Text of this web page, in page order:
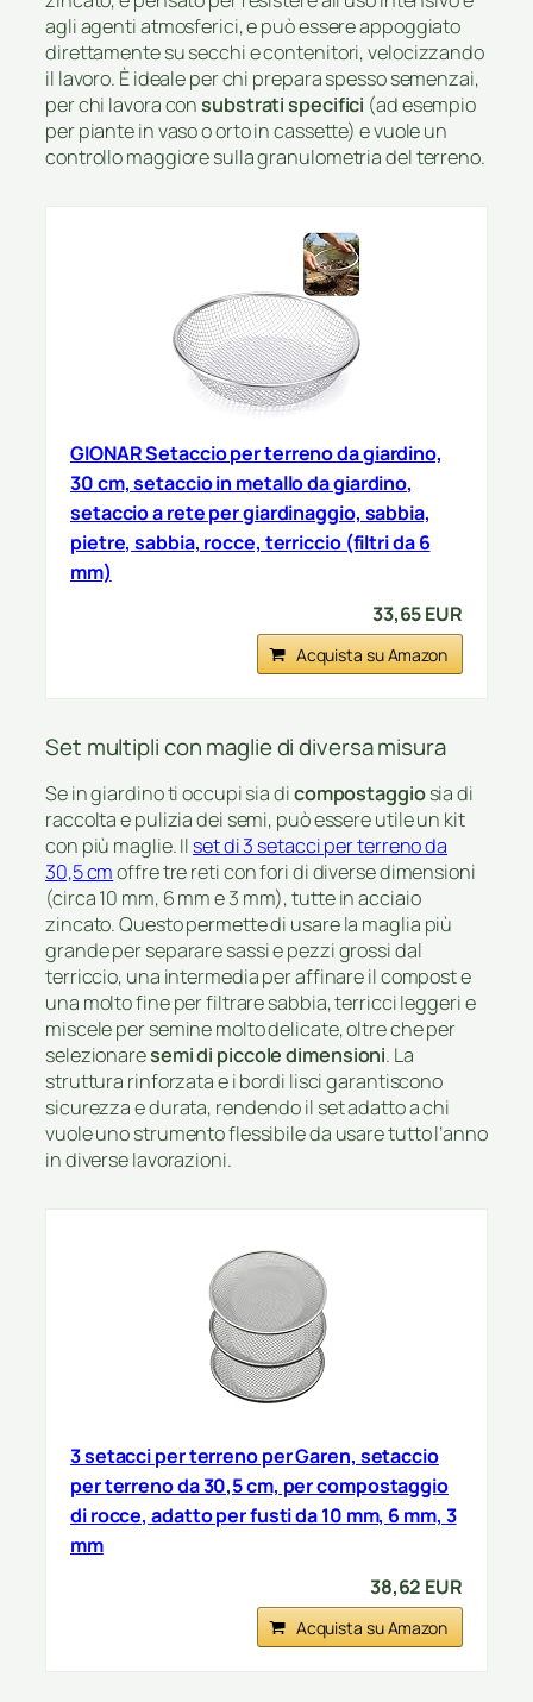
agli agenti atmosferici, e può essere appoggiato
direttamente su secchi e contenitori, velocizzando
il lavoro. È ideale per chi prepara spesso semenzai,
per chi lavora consubstrati specifici (ad esempio
per piante in vaso o orto in cassette) e vuole un
controllo maggiore sulla granulometria del terreno.
GIONAR Setaccio per terreno da giardino,
30 cm, setaccio in metallo da giardino,
setaccio a rete per giardinaggio, sabbia,
pietre, sabbia, rocce, terriccio (filtri da 6
mm)
33,65 EUR
Acquista su Amazon
Set multipli con maglie di diversa misura
Se in giardino ti occupi sia dicompostaggiosia di
raccolta e pulizia dei semi, può essere utile un kit
con più maglie. Il set di 3 setacci per terreno da
30,5 cmoffre tre reti con fori di diverse dimensioni
(circa 10 mm, 6 mm e 3 mm), tutte in acciaio
zincato. Questo permette di usare la maglia più
grande per separare sassi e pezzi grossi dal
terriccio, una intermedia per affinare il compost e
una molto fine per filtrare sabbia, terricci leggeri e
miscele per semine molto delicate, oltre che per
selezionaresemi di piccole dimensioni. La
struttura rinforzata e i bordi lisci garantiscono
sicurezza e durata, rendendo il set adatto a chi
vuole uno strumento flessibile da usare tutto l’anno
in diverse lavorazioni.
3 setacci per terreno per Garen, setaccio
per terreno da 30,5 cm, per compostaggio
di rocce, adatto per fusti da 10 mm, 6 mm, 3
mm
38,62 EUR
Acquista su Amazon